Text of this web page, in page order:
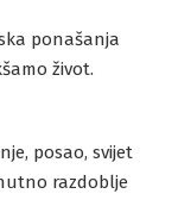
ponašanja
život.
posao, svijet
razdoblje